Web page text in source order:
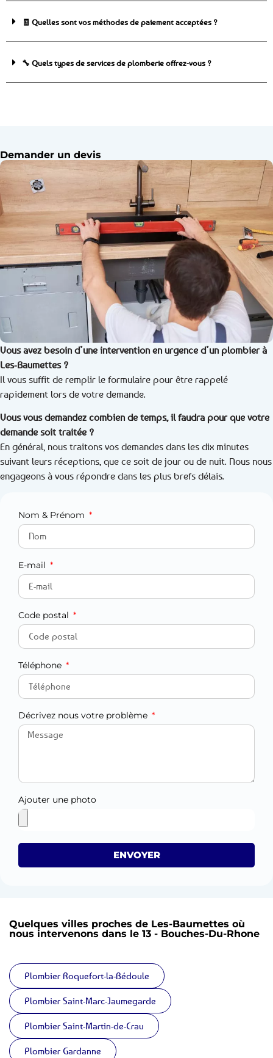
🧾 Quelles sont vos méthodes de paiement acceptées ?
🔧 Quels types de services de plomberie offrez-vous ?
Demander un devis
Vous avez besoin d’une intervention en urgence d’un plombier à
Les-Baumettes ?
Il vous suffit de remplir le formulaire pour être rappelé
rapidement lors de votre demande.
Vous vous demandez combien de temps, il faudra pour que votre
demande soit traitée ?
En général, nous traitons vos demandes dans les dix minutes
suivant leurs réceptions, que ce soit de jour ou de nuit. Nous nous
engageons à vous répondre dans les plus brefs délais.
Nom & Prénom
E-mail
Code postal
Téléphone
Décrivez nous votre problème
Ajouter une photo
ENVOYER
Quelques villes proches de Les-Baumettes où
nous intervenons dans le 13 - Bouches-Du-Rhone
Plombier Roquefort-la-Bédoule
Plombier Saint-Marc-Jaumegarde
Plombier Saint-Martin-de-Crau
Plombier Gardanne